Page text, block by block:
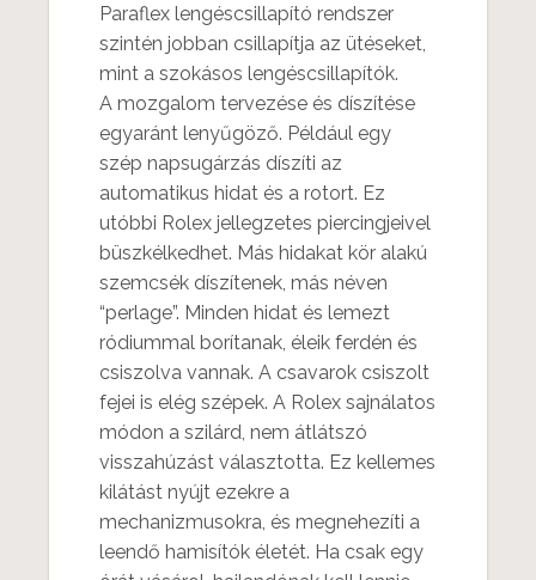
Paraflex lengéscsillapító rendszer
szintén jobban csillapítja az ütéseket,
mint a szokásos lengéscsillapítók.
A mozgalom tervezése és díszítése
egyaránt lenyűgöző. Például egy
szép napsugárzás díszíti az
automatikus hidat és a rotort. Ez
utóbbi Rolex jellegzetes piercingjeivel
büszkélkedhet. Más hidakat kör alakú
szemcsék díszítenek, más néven
“perlage”. Minden hidat és lemezt
ródiummal borítanak, éleik ferdén és
csiszolva vannak. A csavarok csiszolt
fejei is elég szépek. A Rolex sajnálatos
módon a szilárd, nem átlátszó
visszahúzást választotta. Ez kellemes
kilátást nyújt ezekre a
mechanizmusokra, és megnehezíti a
leendő hamisítók életét. Ha csak egy